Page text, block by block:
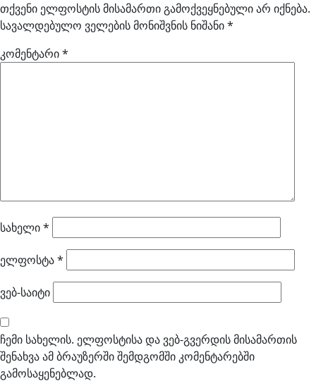
თქვენი ელფოსტის მისამართი გამოქვეყნებული არ იქნება.
სავალდებულო ველების მონიშვნის ნიშანი*
კომენტარი*
სახელი*
ელფოსტა*
ვებ-საიტი
ჩემი სახელის. ელფოსტისა და ვებ-გვერდის მისამართის
შენახვა ამ ბრაუზერში შემდგომში კომენტარებში
გამოსაყენებლად.